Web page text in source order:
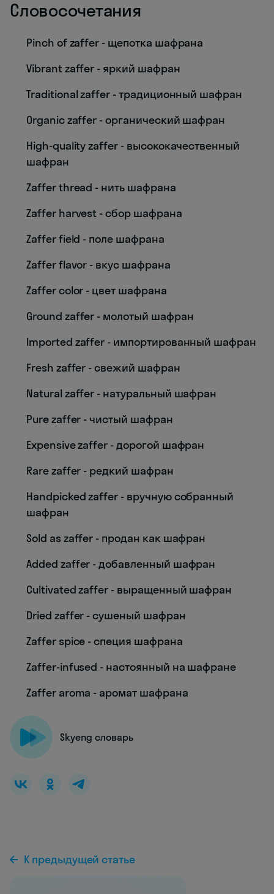
Словосочетания
Pinch of zaffer - щепотка шафрана
Vibrant zaffer - яркий шафран
Traditional zaffer - традиционный шафран
Organic zaffer - органический шафран
High-quality zaffer - высококачественный
шафран
Zaffer thread - нить шафрана
Zaffer harvest - сбор шафрана
Zaffer field - поле шафрана
Zaffer flavor - вкус шафрана
Zaffer color - цвет шафрана
Ground zaffer - молотый шафран
Imported zaffer - импортированный шафран
Fresh zaffer - свежий шафран
Natural zaffer - натуральный шафран
Pure zaffer - чистый шафран
Expensive zaffer - дорогой шафран
Rare zaffer - редкий шафран
Handpicked zaffer - вручную собранный
шафран
Sold as zaffer - продан как шафран
Added zaffer - добавленный шафран
Cultivated zaffer - выращенный шафран
Dried zaffer - сушеный шафран
Zaffer spice - специя шафрана
Zaffer-infused - настоянный на шафране
Zaffer aroma - аромат шафрана
Skyeng словарь
К предыдущей статье